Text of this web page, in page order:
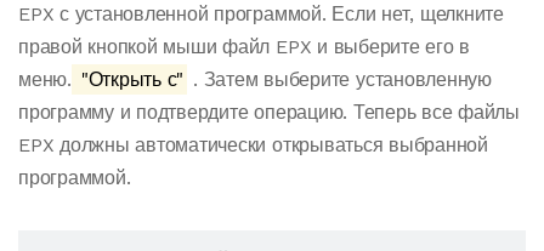
EPX с установленной программой. Если нет, щелкните
правой кнопкой мыши файл EPX и выберите его в
меню. "Открыть с" . Затем выберите установленную
программу и подтвердите операцию. Теперь все файлы
EPX должны автоматически открываться выбранной
программой.